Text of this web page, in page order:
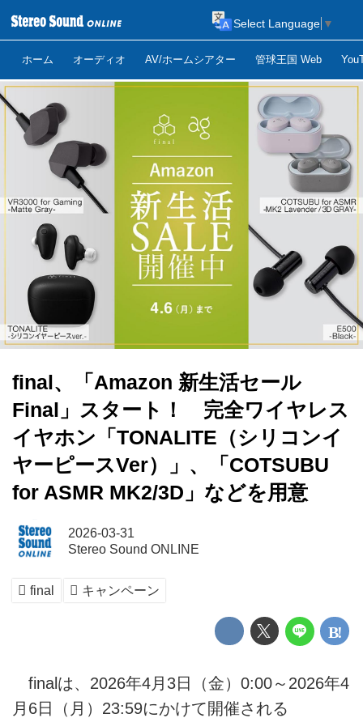
ホーム オーディオ AV/ホームシアター 管球王国 Web
Select Language ▼
final、「Amazon 新生活セール
Final」スタート！ 完全ワイヤレス
イヤホン「TONALITE（シリコンイ
ヤーピースVer）」、「COTSUBU
for ASMR MK2/3D」などを用意
2026-03-31
Stereo Sound ONLINE
final キャンペーン
finalは、2026年4月3日（金）0:00～2026年4
月6日（月）23:59にかけて開催される